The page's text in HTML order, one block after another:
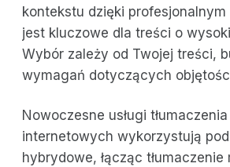
kontekstu dzięki profesjonalnym
jest kluczowe dla treści o
Wybór zależy od Twojej treści,
wymagań dotyczących
Nowoczesne usługi
internetowych wykorzystują
hybrydowe, łącząc